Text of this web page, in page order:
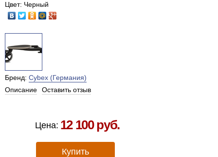
Цвет: Черный
Бренд: Cybex (Германия)
Описание
Оставить отзыв
Цена: 12 100 руб.
Купить